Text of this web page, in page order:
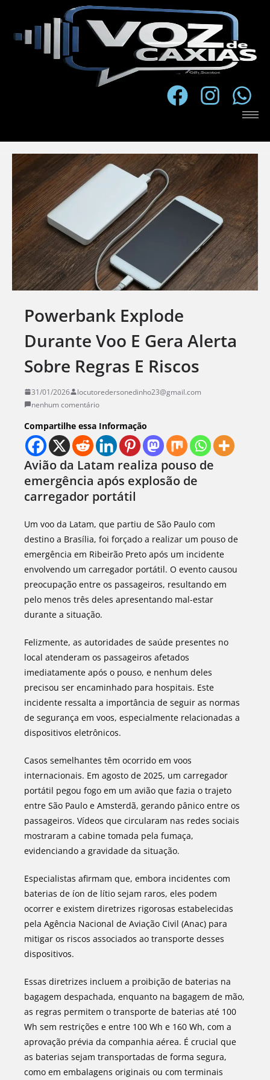
Powerbank Explode
Durante Voo E Gera Alerta
Sobre Regras E Riscos
31/01/2026
locutoredersonedinho23@gmail.com
nenhum comentário
Compartilhe essa Informação
Avião da Latam realiza pouso de
emergência após explosão de
carregador portátil
Um voo da Latam, que partiu de São Paulo com
destino a Brasília, foi forçado a realizar um pouso de
emergência em Ribeirão Preto após um incidente
envolvendo um carregador portátil. O evento causou
preocupação entre os passageiros, resultando em
pelo menos três deles apresentando mal-estar
durante a situação.
Felizmente, as autoridades de saúde presentes no
local atenderam os passageiros afetados
imediatamente após o pouso, e nenhum deles
precisou ser encaminhado para hospitais. Este
incidente ressalta a importância de seguir as normas
de segurança em voos, especialmente relacionadas a
dispositivos eletrônicos.
Casos semelhantes têm ocorrido em voos
internacionais. Em agosto de 2025, um carregador
portátil pegou fogo em um avião que fazia o trajeto
entre São Paulo e Amsterdã, gerando pânico entre os
passageiros. Vídeos que circularam nas redes sociais
mostraram a cabine tomada pela fumaça,
evidenciando a gravidade da situação.
Especialistas afirmam que, embora incidentes com
baterias de íon de lítio sejam raros, eles podem
ocorrer e existem diretrizes rigorosas estabelecidas
pela Agência Nacional de Aviação Civil (Anac) para
mitigar os riscos associados ao transporte desses
dispositivos.
Essas diretrizes incluem a proibição de baterias na
bagagem despachada, enquanto na bagagem de mão,
as regras permitem o transporte de baterias até 100
Wh sem restrições e entre 100 Wh e 160 Wh, com a
aprovação prévia da companhia aérea. É crucial que
as baterias sejam transportadas de forma segura,
como em embalagens originais ou com terminais